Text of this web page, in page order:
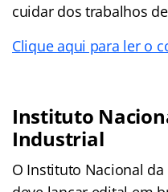
cuidar dos trabalhos
Clique aqui para ler o
Instituto
Industrial
O Instituto Nacional